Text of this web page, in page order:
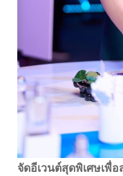
จัดอีเวนต์สุดพิเศษเพื่